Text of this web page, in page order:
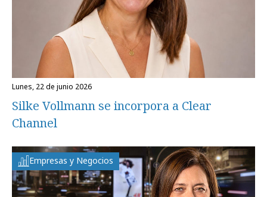
lunes, 22 de junio 2026
Silke Vollmann se incorpora a Clear
Channel
Empresas y Negocios